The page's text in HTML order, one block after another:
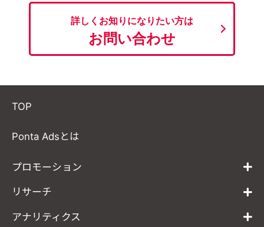
詳しくお知りになりたい方は
お問い合わせ
TOP
Ponta Adsとは
プロモーション
リサーチ
アナリティクス